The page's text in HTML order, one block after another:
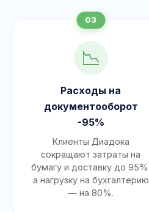
📉
Расходы на
документооборот
-95%
Клиенты Диадока
сокращают затраты на
бумагу и доставку до 95%,
а нагрузку на бухгалтерию
— на 80%.